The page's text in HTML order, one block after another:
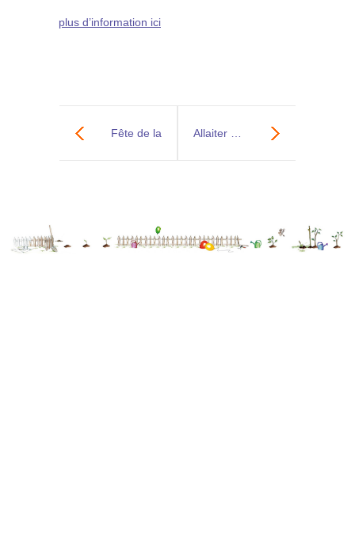
plus d’information ici
Fête de la Allaiter …